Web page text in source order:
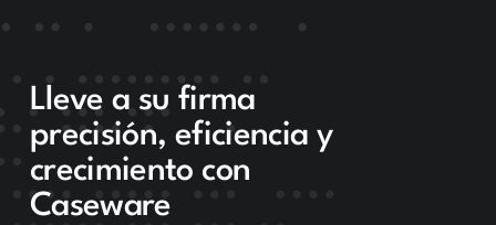
Lleve a su firma
precisión, eficiencia y
crecimiento con
Caseware